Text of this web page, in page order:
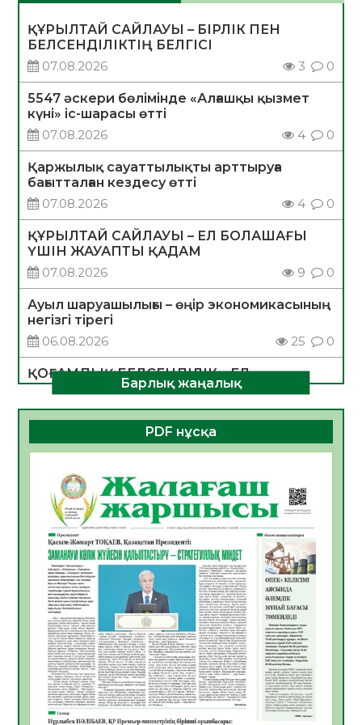
ҚҰРЫЛТАЙ САЙЛАУЫ – БІРЛІК ПЕН
БЕЛСЕНДІЛІКТІҢ БЕЛГІСІ
07.08.2026
3 0
5547 әскери бөлімінде «Алғашқы қызмет
күні» іс-шарасы өтті
07.08.2026
4 0
Қаржылық сауаттылықты арттыруға
бағытталған кездесу өтті
07.08.2026
4 0
ҚҰРЫЛТАЙ САЙЛАУЫ – ЕЛ БОЛАШАҒЫ
ҮШІН ЖАУАПТЫ ҚАДАМ
07.08.2026
9 0
Ауыл шаруашылығы – өңір экономикасының
негізгі тірегі
06.08.2026
25 0
ҚОҒАМДЫҚ БЕЛСЕНДІЛІК – ЕЛ
ДАМУЫНЫҢ НЕГІЗІ
06.08.2026
23 0
ҚҰРЫЛТАЙ САЙЛАУЫ – БОЛАШАҚҚА
БАСТАР ЖАУАПТЫ ТАҢДАУ
06.08.2026
Инфекциялық ауруларға қарсы иммундау
жұмыстарының тиімділігі
06.08.2026
27
Көкжөтел ауруы туралы
06.08.2026
24
АПВ вакцинасы туралы мәлімет
06.08.2026
25
Open Air: Қызылорда облысы полиция
департаменті 20 мыңнан астам
көрерменнің қауіпсіздігін қамтамасыз етті
Барлық жаңалық
PDF нұсқа